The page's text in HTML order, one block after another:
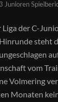
Junioren
Liga der C-
steht
vom
Volmering
Monaten